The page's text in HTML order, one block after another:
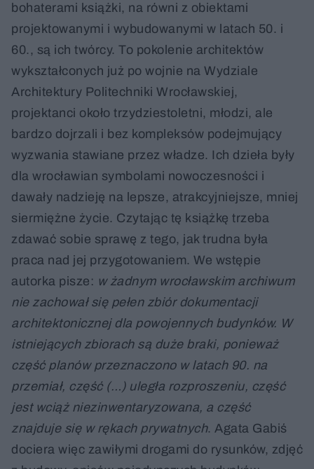
bohaterami książki, na równi z obiektami
projektowanymi i wybudowanymi w latach 50. i
60., są ich twórcy. To pokolenie architektów
wykształconych już po wojnie na Wydziale
Architektury Politechniki Wrocławskiej,
projektanci około trzydziestoletni, młodzi, ale
bardzo dojrzali i bez kompleksów podejmujący
wyzwania stawiane przez władze. Ich dzieła były
dla wrocławian symbolami nowoczesności i
dawały nadzieję na lepsze, atrakcyjniejsze, mniej
siermiężne życie. Czytając tę książkę trzeba
zdawać sobie sprawę z tego, jak trudna była
praca nad jej przygotowaniem. We wstępie
autorka pisze: w żadnym wrocławskim archiwum
nie zachował się pełen zbiór dokumentacji
architektonicznej dla powojennych budynków. W
istniejących zbiorach są duże braki, ponieważ
część planów przeznaczono w latach 90. na
przemiał, część (…) uległa rozproszeniu, część
jest wciąż niezinwentaryzowana, a część
znajduje się w rękach prywatnych. Agata Gabiś
dociera więc zawiłymi drogami do rysunków, zdjęć